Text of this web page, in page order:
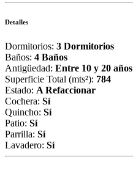
Detalles
Dormitorios: 3 Dormitorios
Baños: 4 Baños
Antigüedad: Entre 10 y 20 años
Superficie Total (mts²): 784
Estado: A Refaccionar
Cochera: Sí
Quincho: Sí
Patio: Sí
Parrilla: Sí
Lavadero: Sí